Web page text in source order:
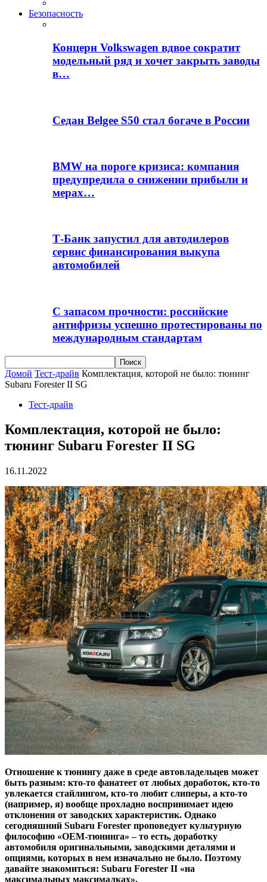
Безопасность
Концерн Volkswagen вдвое сократит
модельный ряд и хочет закрыть заводы
в…
Седан Belgee S50 стал богаче в России
BMW на пороге кризиса: компания
предупредила о снижении прибыли и
мерах…
Т-Банк запустил для автодилеров
сервис финансирования выкупа
автомобилей
С запасом прочности: российские
антифризы успешно протестированы по
международным стандартам
Домой Тест-драйв Комплектация, которой не было: тюнинг
Subaru Forester II SG
Тест-драйв
Комплектация, которой не было:
тюнинг Subaru Forester II SG
16.11.2022
Отношение к тюнингу даже в среде автовладельцев может
быть разным: кто-то фанатеет от любых доработок, кто-то
увлекается стайлингом, кто-то любит слиперы, а кто-то
(например, я) вообще прохладно воспринимает идею
отклонения от заводских характеристик. Однако
сегодняшний Subaru Forester проповедует культурную
философию «ОЕМ-тюнинга» – то есть, доработку
автомобиля оригинальными, заводскими деталями и
опциями, которых в нем изначально не было. Поэтому
давайте знакомиться: Subaru Forester II «на
максимальных максималках».